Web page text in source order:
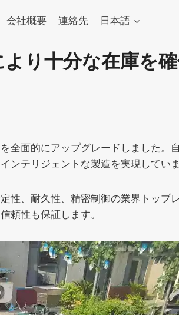
会社概要 連絡先 日本語
り十分な在庫を
全面的にアップグレードしました。
ンテリジェントな製造を実現していま
性、耐久性、精密制御の業界トップ
頼性も保証します。